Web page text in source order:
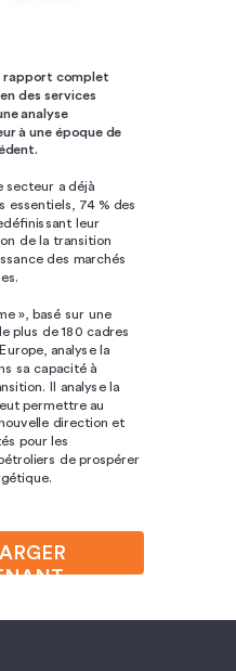
rapport complet
des services
analyse
à une époque de
secteur a déjà
essentiels, 74 % des
leur
de la transition
des marchés
», basé sur une
plus de 180 cadres
analyse la
sa capacité à
Il analyse la
permettre au
direction et
pour les
de prospérer